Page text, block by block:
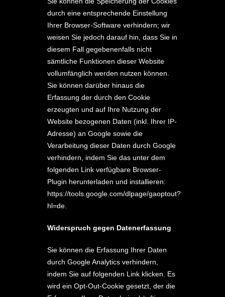
durch eine entsprechende Einstellung
Ihrer Browser-Software verhindern; wir
weisen Sie jedoch darauf hin, dass Sie in
diesem Fall gegebenenfalls nicht
sämtliche Funktionen dieser Website
vollumfänglich werden nutzen können.
Sie können darüber hinaus die
Erfassung der durch den Cookie
erzeugten und auf Ihre Nutzung der
Website bezogenen Daten (inkl. Ihrer IP-
Adresse) an Google sowie die
Verarbeitung dieser Daten durch Google
verhindern, indem Sie das unter dem
folgenden Link verfügbare Browser-
Plugin herunterladen und installieren:
https://tools.google.com/dlpage/gaoptout?
hl=de
Widerspruch gegen Datenerfassung
Sie können die Erfassung Ihrer Daten
durch Google Analytics verhindern,
indem Sie auf folgenden Link klicken. Es
wird ein Opt-Out-Cookie gesetzt, der die